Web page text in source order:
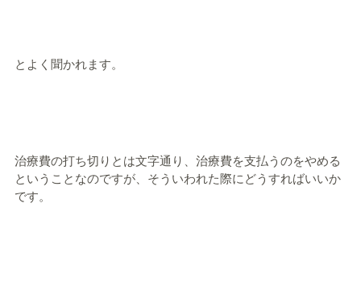
とよく聞かれます。
治療費の打ち切りとは文字通り、治療費を支払うのをやめる
ということなのですが、そういわれた際にどうすればいいか
です。